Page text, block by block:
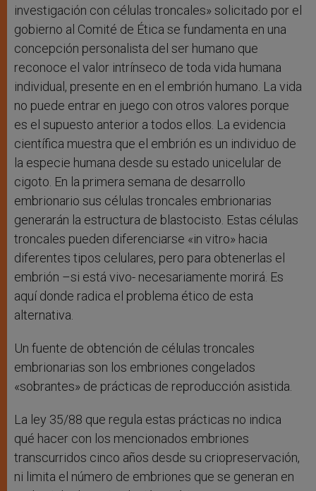
investigación con células troncales» solicitado por el
gobierno al Comité de Ética se fundamenta en una
concepción personalista del ser humano que
reconoce el valor intrínseco de toda vida humana
individual, presente en en el embrión humano. La vida
no puede entrar en juego con otros valores porque
es el supuesto anterior a todos ellos. La evidencia
científica muestra que el embrión es un individuo de
la especie humana desde su estado unicelular de
cigoto. En la primera semana de desarrollo
embrionario sus células troncales embrionarias
generarán la estructura de blastocisto. Estas células
troncales pueden diferenciarse «in vitro» hacia
diferentes tipos celulares, pero para obtenerlas el
embrión –si está vivo- necesariamente morirá. Es
aquí donde radica el problema ético de esta
alternativa.
Un fuente de obtención de células troncales
embrionarias son los embriones congelados
«sobrantes» de prácticas de reproducción asistida.
La ley 35/88 que regula estas prácticas no indica
qué hacer con los mencionados embriones
transcurridos cinco años desde su criopreservación,
ni limita el número de embriones que se generan en